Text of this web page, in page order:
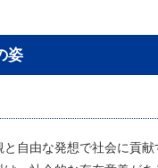
姿
と自由な発想で社会に貢